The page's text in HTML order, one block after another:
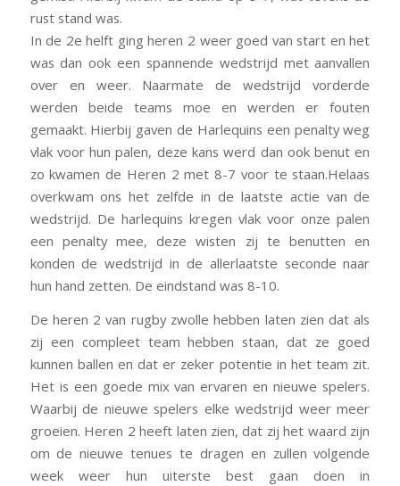
rust stand was.
In de 2e helft ging heren 2 weer goed van start en het
was dan ook een spannende wedstrijd met aanvallen
over en weer. Naarmate de wedstrijd vorderde
werden beide teams moe en werden er fouten
gemaakt. Hierbij gaven de Harlequins een penalty weg
vlak voor hun palen, deze kans werd dan ook benut en
zo kwamen de Heren 2 met 8-7 voor te staan.Helaas
overkwam ons het zelfde in de laatste actie van de
wedstrijd. De harlequins kregen vlak voor onze palen
een penalty mee, deze wisten zij te benutten en
konden de wedstrijd in de allerlaatste seconde naar
hun hand zetten. De eindstand was 8-10.
De heren 2 van rugby zwolle hebben laten zien dat als
zij een compleet team hebben staan, dat ze goed
kunnen ballen en dat er zeker potentie in het team zit.
Het is een goede mix van ervaren en nieuwe spelers.
Waarbij de nieuwe spelers elke wedstrijd weer meer
groeien. Heren 2 heeft laten zien, dat zij het waard zijn
om de nieuwe tenues te dragen en zullen volgende
week weer hun uiterste best gaan doen in